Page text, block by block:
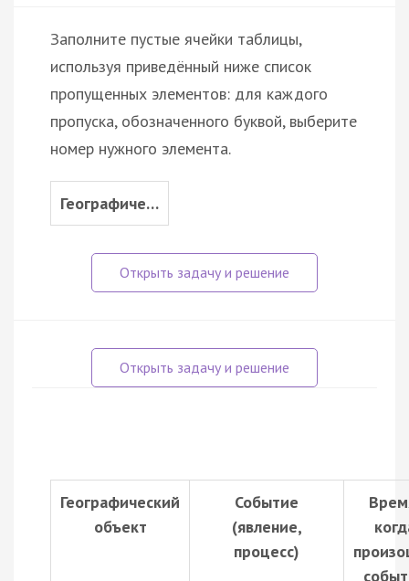
Заполните пустые ячейки таблицы,
используя приведённый ниже список
пропущенных элементов: для каждого
пропуска, обозначенного буквой, выберите
номер нужного элемента.
Географиче…
Географический
объект
Событие
(явление,
процесс)